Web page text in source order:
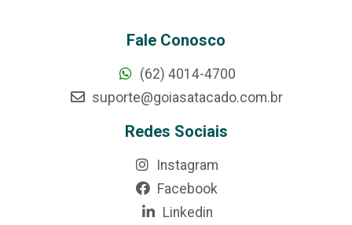
Fale Conosco
(62) 4014-4700
suporte@goiasatacado.com.br
Redes Sociais
Instagram
Facebook
Linkedin